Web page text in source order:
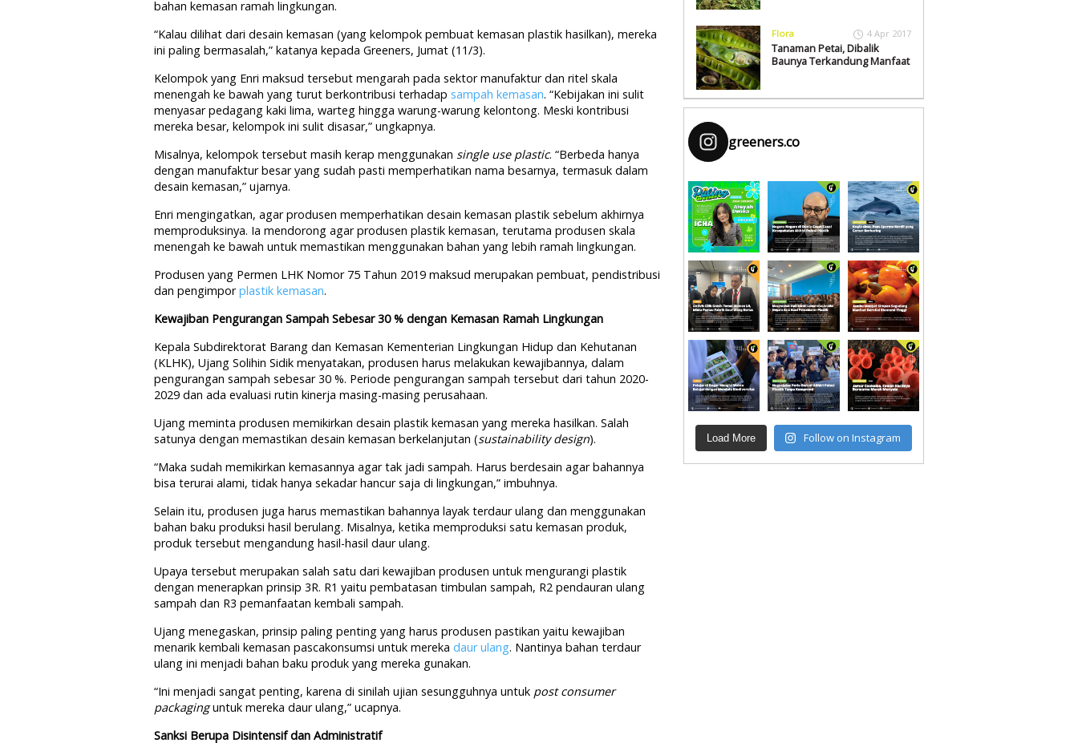
bahan kemasan ramah lingkungan.
“Kalau dilihat dari desain kemasan (yang kelompok pembuat kemasan plastik hasilkan), mereka
ini paling bermasalah,” katanya kepada Greeners, Jumat (11/3).
Kelompok yang Enri maksud tersebut mengarah pada sektor manufaktur dan ritel skala
menengah ke bawah yang turut berkontribusi terhadap sampah kemasan. “Kebijakan ini sulit
menyasar pedagang kaki lima, warteg hingga warung-warung kelontong. Meski kontribusi
mereka besar, kelompok ini sulit disasar,” ungkapnya.
Misalnya, kelompok tersebut masih kerap menggunakan single use plastic. “Berbeda hanya
dengan manufaktur besar yang sudah pasti memperhatikan nama besarnya, termasuk dalam
desain kemasan,” ujarnya.
Enri mengingatkan, agar produsen memperhatikan desain kemasan plastik sebelum akhirnya
memproduksinya. Ia mendorong agar produsen plastik kemasan, terutama produsen skala
menengah ke bawah untuk memastikan menggunakan bahan yang lebih ramah lingkungan.
Produsen yang Permen LHK Nomor 75 Tahun 2019 maksud merupakan pembuat, pendistribusi
dan pengimporplastik kemasan.
Kewajiban Pengurangan Sampah Sebesar 30 % dengan Kemasan Ramah Lingkungan
Kepala Subdirektorat Barang dan Kemasan Kementerian Lingkungan Hidup dan Kehutanan
(KLHK), Ujang Solihin Sidik menyatakan, produsen harus melakukan kewajibannya, dalam
pengurangan sampah sebesar 30 %. Periode pengurangan sampah tersebut dari tahun 2020-
2029 dan ada evaluasi rutin kinerja masing-masing perusahaan.
Ujang meminta produsen memikirkan desain plastik kemasan yang mereka hasilkan. Salah
satunya dengan memastikan desain kemasan berkelanjutan (sustainability design).
“Maka sudah memikirkan kemasannya agar tak jadi sampah. Harus berdesain agar bahannya
bisa terurai alami, tidak hanya sekadar hancur saja di lingkungan,” imbuhnya.
Selain itu, produsen juga harus memastikan bahannya layak terdaur ulang dan menggunakan
bahan baku produksi hasil berulang. Misalnya, ketika memproduksi satu kemasan produk,
produk tersebut mengandung hasil-hasil daur ulang.
Upaya tersebut merupakan salah satu dari kewajiban produsen untuk mengurangi plastik
dengan menerapkan prinsip 3R. R1 yaitu pembatasan timbulan sampah, R2 pendauran ulang
sampah dan R3 pemanfaatan kembali sampah.
Ujang menegaskan, prinsip paling penting yang harus produsen pastikan yaitu kewajiban
menarik kembali kemasan pascakonsumsi untuk mereka daur ulang. Nantinya bahan terdaur
ulang ini menjadi bahan baku produk yang mereka gunakan.
“Ini menjadi sangat penting, karena di sinilah ujian sesungguhnya untuk post consumer
packaginguntuk mereka daur ulang,” ucapnya.
Sanksi Berupa Disintensif dan Administratif
Flora 4 Apr 2017
Tanaman Petai, Dibalik
Baunya Terkandung Manfaat
greeners.co
Load More Follow on Instagram